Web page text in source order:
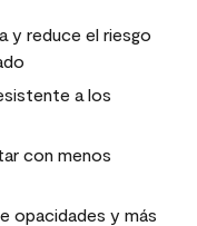
y reduce el riesgo
a los
con menos
opacidades y más